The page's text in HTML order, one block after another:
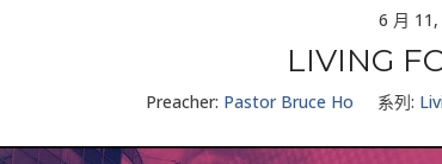
6 月
LIVING
Preacher: Pastor Bruce Ho 系列: